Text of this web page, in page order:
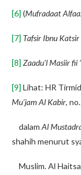
[6] (Mufradaat
[7] Tafsir Ibnu Katsir
[8] Zaadu’l Masiir fii
[9] Lihat: HR
Mu’jam Al Kabir,
dalam Al
shahih menurut
Muslim. Al